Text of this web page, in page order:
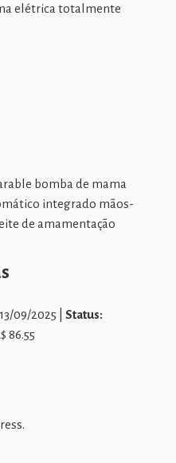
elétrica totalmente
bomba de mama
integrado mãos-
de amamentação
13/09/2025 | Status:
86.55